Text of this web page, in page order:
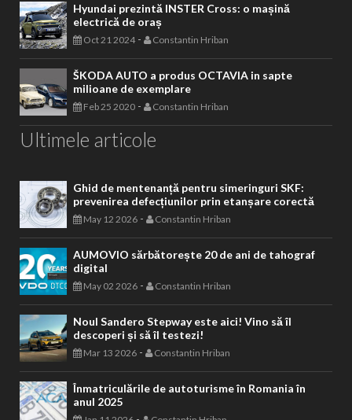
Hyundai prezintă INSTER Cross: o mașină
electrică de oraș
Oct 21 2024- Constantin Hriban
ŠKODA AUTO a produs OCTAVIA in sapte
milioane de exemplare
Feb 25 2020 - Constantin Hriban
Ultimele articole
Ghid de mentenanță pentru simeringuri SKF:
prevenirea defecțiunilor prin etanșare corectă
May 12 2026 - Constantin Hriban
AUMOVIO sărbătorește 20 de ani de tahograf
digital
May 02 2026 - Constantin Hriban
Noul Sandero Stepway este aici! Vino să îl
descoperi și să îl testezi!
Mar 13 2026 - Constantin Hriban
Înmatriculările de autoturisme în Romania în
anul 2025